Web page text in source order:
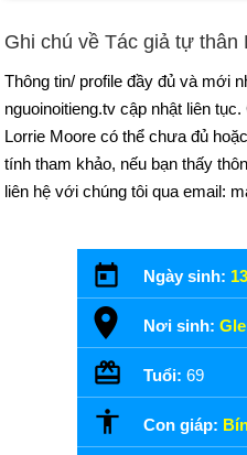
Ghi chú về Tác giả tự thân
Thông tin/ profile đầy đủ và mới
nguoinoitieng.tv cập nhật liên
Lorrie Moore có thể chưa đủ
tính tham khảo, nếu bạn thấy
liên hệ với chúng tôi qua email:
Ngày sinh: 13
Nơi sinh:
Tuổi: 69
Con giáp: